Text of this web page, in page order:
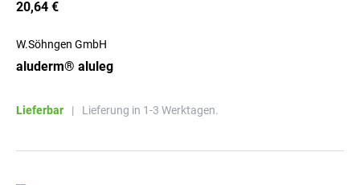
20,64 €
W.Söhngen GmbH
aluderm® aluleg
Lieferbar | Lieferung in 1-3 Werktagen.